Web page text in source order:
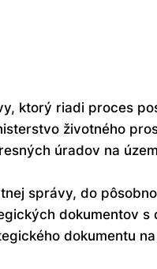
ktorý riadi proces
životného
úradov na
správy, do
dokumentov s
dokumentu